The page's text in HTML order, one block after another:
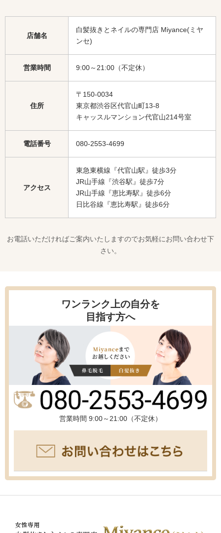
店舗名
白髪抜きとネイルの専門店 Miyance(ミヤ
ンセ)
営業時間 9:00～21:00（不定休）
住所
〒150-0034
東京都渋谷区代官山町13-8
キャッスルマンション代官山214号室
電話番号 080-2553-4699
アクセス
東急東横線『代官山駅』徒歩3分
JR山手線『渋谷駅』徒歩7分
JR山手線『恵比寿駅』徒歩6分
日比谷線『恵比寿駅』徒歩6分
お電話いただければご案内いたしますのでお気軽にお問い合わせ下
さい。
ワンランク上の自分を
目指す方へ
営業時間 9:00～21:00（不定休）